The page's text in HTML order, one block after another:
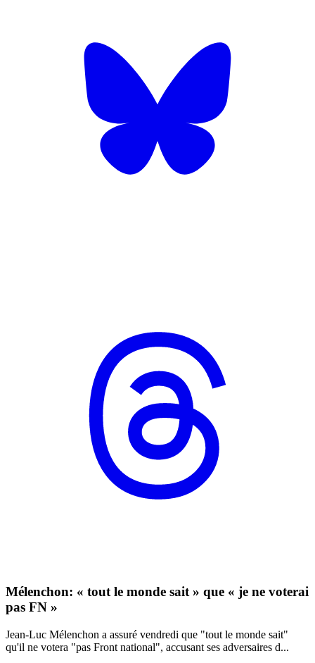
Mélenchon: « tout le monde sait » que « je ne voterai
pas FN »
Jean-Luc Mélenchon a assuré vendredi que "tout le monde sait"
qu'il ne votera "pas Front national", accusant ses adversaires d...